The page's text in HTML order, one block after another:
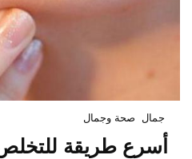
جمال صحة وجمال
أسرع طريقة